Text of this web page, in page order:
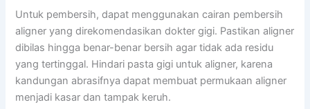
Untuk pembersih, dapat menggunakan cairan pembersih
aligner yang direkomendasikan dokter gigi. Pastikan aligner
dibilas hingga benar-benar bersih agar tidak ada residu
yang tertinggal. Hindari pasta gigi untuk aligner, karena
kandungan abrasifnya dapat membuat permukaan aligner
menjadi kasar dan tampak keruh.